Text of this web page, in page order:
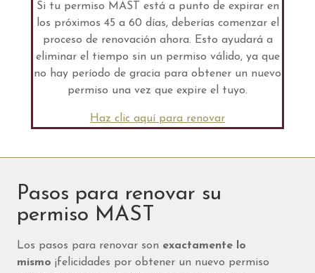
Si tu permiso MAST está a punto de expirar en
los próximos 45 a 60 días, deberías comenzar el
proceso de renovación ahora. Esto ayudará a
eliminar el tiempo sin un permiso válido, ya que
no hay período de gracia para obtener un nuevo
permiso una vez que expire el tuyo.
Haz clic aquí para renovar
Pasos para renovar su
permiso MAST
Los pasos para renovar son exactamente lo
mismo ¡felicidades por obtener un nuevo permiso